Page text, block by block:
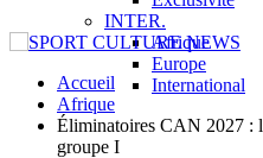
INTER.
Afrique
Europe
International
Accueil
Afrique
Éliminatoires CAN 2027 :
groupe I